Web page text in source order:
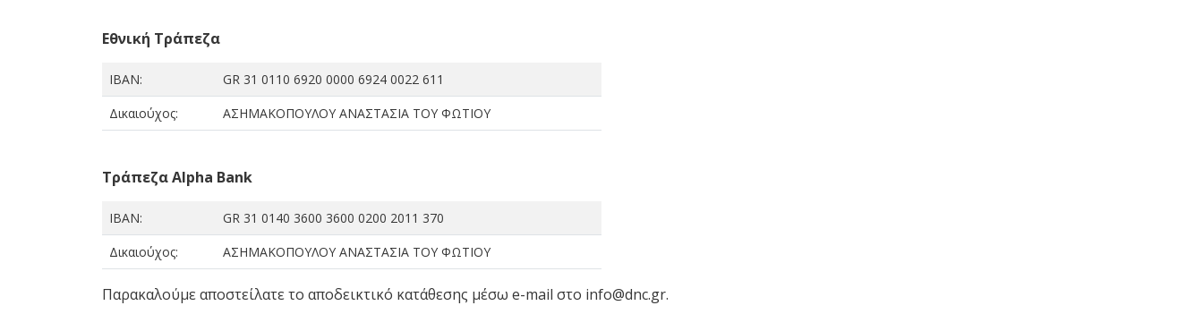
Εθνική Τράπεζα
ΙΒΑΝ:
GR 31 0110 6920 0000 6924 0022 611
Δικαιούχος:
ΑΣΗΜΑΚΟΠΟΥΛΟΥ ΑΝΑΣΤΑΣΙΑ ΤΟΥ ΦΩΤΙΟΥ
Τράπεζα Alpha Bank
ΙΒΑΝ:
GR 31 0140 3600 3600 0200 2011 370
Δικαιούχος:
ΑΣΗΜΑΚΟΠΟΥΛΟΥ ΑΝΑΣΤΑΣΙΑ ΤΟΥ ΦΩΤΙΟΥ
Παρακαλούμε αποστείλατε το αποδεικτικό κατάθεσης μέσω e-mail στο info@dnc.gr.